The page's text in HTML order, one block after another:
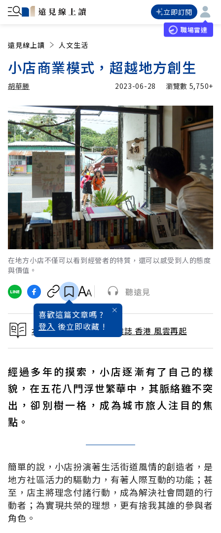
立即訂閱
職場雷達
遠見線上讀 人文生活
小店商業模式，超越地方創生
胡華勝
胡華勝 加入追蹤
2023-06-28 瀏覽數 5,750+
在地方小店不僅可以看到經營者的特質，還可以感受到人的態度
與價值。
喜歡這篇文章嗎 ?
登入 後立即收藏 !
聽遠見
本文出自 2023 / 7月號雜誌 香港 風雲再起
經過多年的摸索，小店逐漸有了自己的樣
貌，在五花八門浮世繁華中，其脈絡雖不突
出，卻別樹一格，成為城市旅人注目的焦
點。
簡單的說，小店扮演著生活街道風情的創造者，是
地方社區活力的驅動力，有著人際互動的功能；甚
至，店主將理念付諸行動，成為解決社會問題的行
動者；為實現共榮的理想，更有捨我其誰的參與者
角色。